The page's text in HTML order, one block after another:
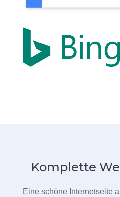
Komplette
Eine schöne Internetseite